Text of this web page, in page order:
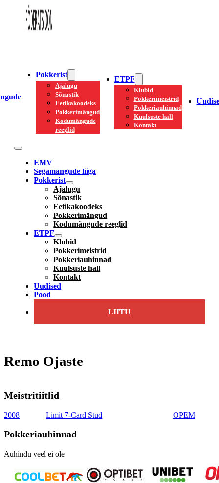
Pokkerist
Ajalugu
Sõnastik
Eetikakoodeks
Pokkerimängud
Kodumängude
reeglid
ETPF
Klubid
Pokkerimeistrid
Pokkeriauhinnad
Kuulsuste hall
Kontakt
EMV
Segamängude liiga
Pokkerist
Ajalugu
Sõnastik
Eetikakoodeks
Pokkerimängud
Kodumängude reeglid
ETPF
Klubid
Pokkerimeistrid
Pokkeriauhinnad
Kuulsuste hall
Kontakt
Uudised
Pood
LIITU
Remo Ojaste
Meistritiitlid
2008 Limit 7-Card Stud OPEM
Pokkeriauhinnad
Auhindu veel ei ole